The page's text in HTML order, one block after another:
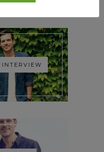
INTERVIEW